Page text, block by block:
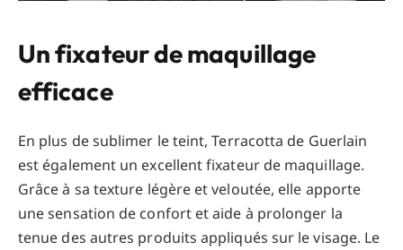
Un fixateur de maquillage
efficace
En plus de sublimer le teint, Terracotta de Guerlain
est également un excellent fixateur de maquillage.
Grâce à sa texture légère et veloutée, elle apporte
une sensation de confort et aide à prolonger la
tenue des autres produits appliqués sur le visage. Le